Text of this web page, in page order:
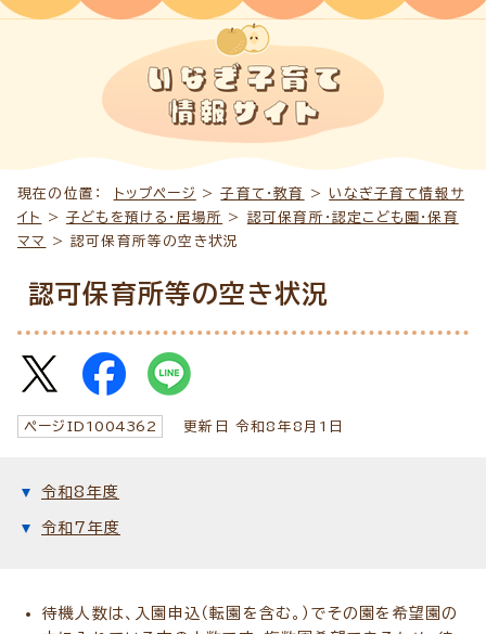
現在の位置： トップページ >子育て・教育 > いなぎ子育て情報サ
イト
>子どもを預ける・居場所 > 認可保育所・認定こども園・保育
ママ
> 認可保育所等の空き状況
認可保育所等の空き状況
ページID 1004362 更新日 令和8年8月1日
令和8年度
令和7年度
待機人数は、入園申込（転園を含む。）でその園を希望園の